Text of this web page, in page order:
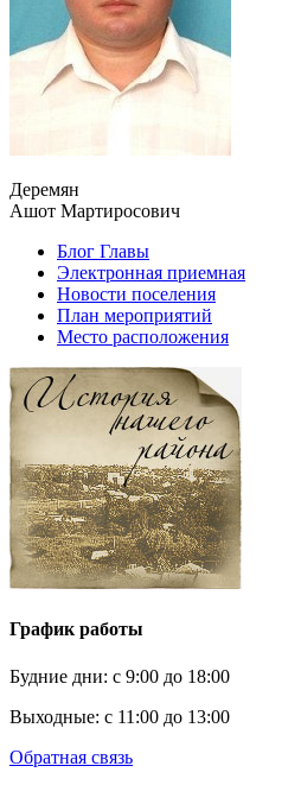
Деремян
Ашот Мартиросович
Блог Главы
Электронная приемная
Новости поселения
План мероприятий
Место расположения
График работы
Будние дни: c 9:00 до 18:00
Выходные: с 11:00 до 13:00
Обратная связь